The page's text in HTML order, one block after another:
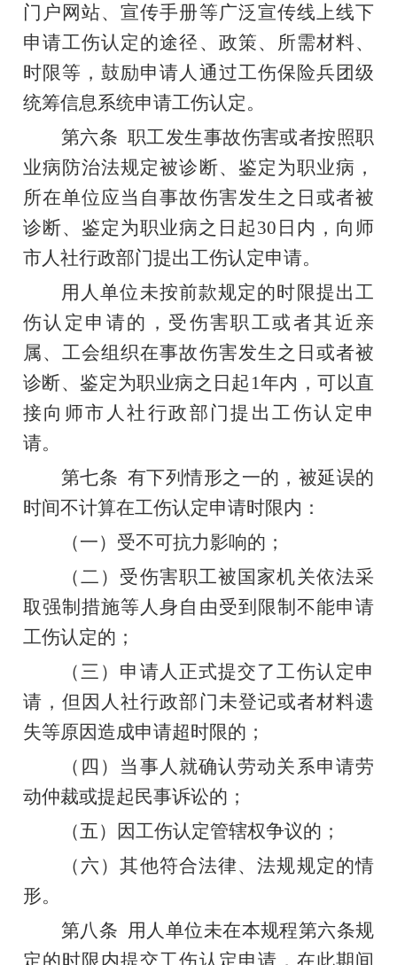
门户网站、宣传手册等广泛宣传线上线下
申请工伤认定的途径、政策、 所需材料、
时限等，鼓励申请人通过工伤保险兵团级
统筹信息系统申请工伤认定。
第六条 职工发生事故伤害或者按照职
业病防治法规定被诊断、鉴定为职业病，
所在单位应当自事故伤害发生之日或者被
诊断、鉴定为职业病之日起30 日内，向师
市人社行政部门提出工伤认定申请。
用人单位未按前款规定的时限提出工
伤认定申请的， 受伤害职工或者其近亲
属、工会组织在事故伤害发生之日或者被
诊断、鉴定为职业病之日起 1年内，可以直
接向师市人社行政部门提出工伤认定申
请。
第七条 有下列情形之一的，被延误的
时间不计算在工伤认定申请时限内：
（一）受不可抗力影响的；
（二）受伤害职工被国家机关依法采
取强制措施等人身自由受到限制不能申请
工伤认定的；
（三）申请人正式提交了工伤认定申
请，但因人社行政部门未登记或者材料遗
失等原因造成申请超时限的；
（四）当事人就确认劳动关系申请劳
动仲裁或提起民事诉讼的；
（五）因工伤认定管辖权争议的；
（六）其他符合法律、法规规定的情
形。
第八条 用人单位未在本规程第六条规
定的时限内提交工伤认定申请，在此期间